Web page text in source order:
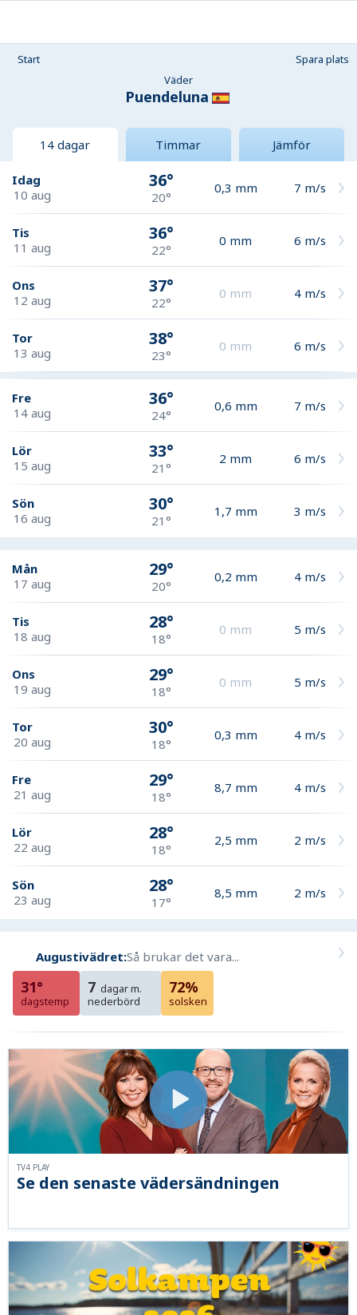
Start
Spara plats
Väder
Puendeluna
14 dagar Timmar Jämför
Idag
10 aug
36°
20°
0,3 mm 7 m/s
Tis
11 aug
36°
22°
0 mm 6 m/s
Ons
12 aug
37°
22°
0 mm 4 m/s
Tor
13 aug
38°
23°
0 mm 6 m/s
Fre
14 aug
36°
24°
0,6 mm 7 m/s
Lör
15 aug
33°
21°
2 mm 6 m/s
Sön
16 aug
30°
21°
1,7 mm 3 m/s
Mån
17 aug
29°
20°
0,2 mm 4 m/s
Tis
18 aug
28°
18°
0 mm 5 m/s
Ons
19 aug
29°
18°
0 mm 5 m/s
Tor
20 aug
30°
18°
0,3 mm 4 m/s
Fre
21 aug
29°
18°
8,7 mm 4 m/s
Lör
22 aug
28°
18°
2,5 mm 2 m/s
Sön
23 aug
28°
17°
8,5 mm 2 m/s
Augustivädret:Så brukar det vara...
31°
dagstemp
7 dagar m.
nederbörd
72%
solsken
Se den senaste vädersändningen
TV4 PLAY